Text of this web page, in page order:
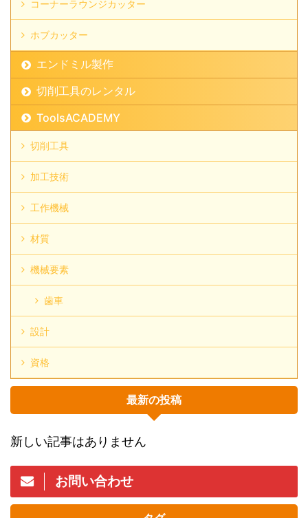
コーナーラウンジカッター
ホブカッター
エンドミル製作
切削工具のレンタル
ToolsACADEMY
切削工具
加工技術
工作機械
材質
機械要素
歯車
設計
資格
最新の投稿
新しい記事はありません
お問い合わせ